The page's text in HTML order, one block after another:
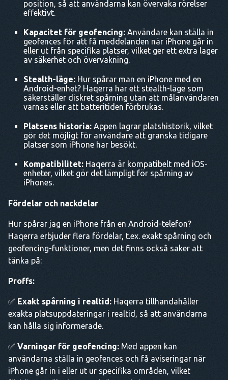
position, så att användarna kan övervaka rörelser
effektivt.
Kapacitet för geofencing: Användare kan ställa in
geofences för att få meddelanden när iPhone går in
eller ut från specifika platser, vilket ger ett extra lager
av säkerhet och övervakning.
Stealth-läge: Hur spårar man en iPhone med en
Android-enhet? Haqerra har ett stealth-läge som
säkerställer diskret spårning utan att målanvändaren
varnas eller att batteritiden förbrukas.
Platsens historia: Appen lagrar platshistorik, vilket
gör det möjligt för användare att granska tidigare
platser som iPhone har besökt.
Kompatibilitet: Haqerra är kompatibelt med iOS-
enheter, vilket gör det lämpligt för spårning av
iPhones.
Fördelar och nackdelar
Hur spårar jag en iPhone från en Android-telefon?
Haqerra erbjuder flera fördelar, t.ex. exakt spårning och
geofencing-funktioner, men det finns också saker att
tänka på:
Proffs:
✅ Exakt spårning i realtid: Haqerra tillhandahåller
exakta platsuppdateringar i realtid, så att användarna
kan hålla sig informerade.
✅ Varningar för geofencing: Med appen kan
användarna ställa in geofences och få aviseringar när
iPhone går in i eller ut ur specifika områden, vilket